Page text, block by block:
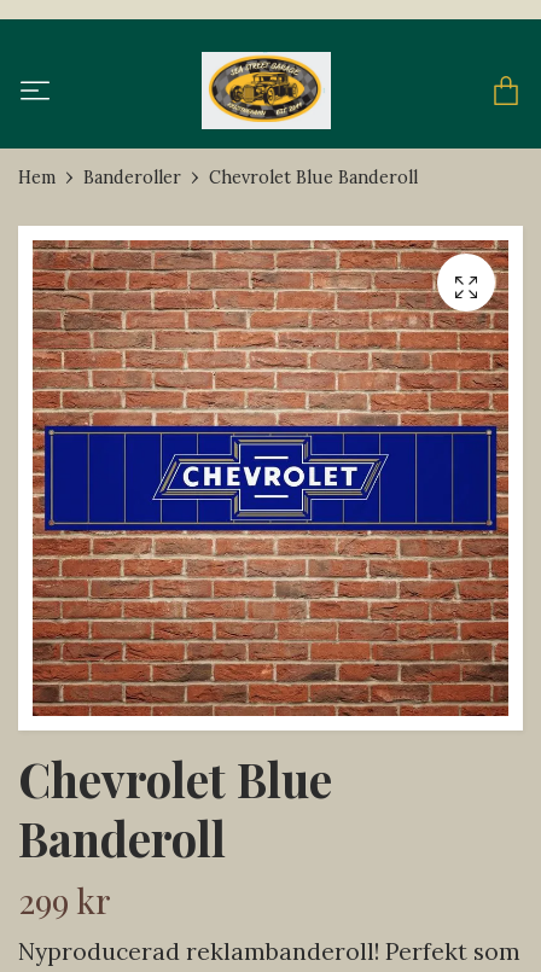
Hem Banderoller Chevrolet Blue Banderoll
Chevrolet Blue
Banderoll
299 kr
Nyproducerad reklambanderoll! Perfekt som